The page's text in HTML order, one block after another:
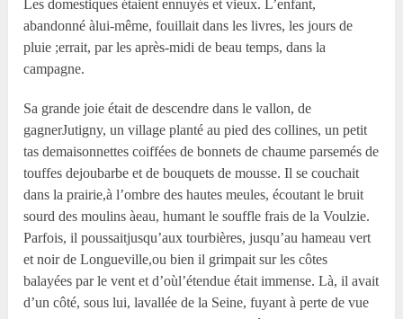
Les domestiques étaient ennuyés et vieux. L’enfant,
abandonné àlui-même, fouillait dans les livres, les jours de
pluie ;errait, par les après-midi de beau temps, dans la
campagne.
Sa grande joie était de descendre dans le vallon, de
gagnerJutigny, un village planté au pied des collines, un petit
tas demaisonnettes coiffées de bonnets de chaume parsemés de
touffes dejoubarbe et de bouquets de mousse. Il se couchait
dans la prairie,à l’ombre des hautes meules, écoutant le bruit
sourd des moulins àeau, humant le souffle frais de la Voulzie.
Parfois, il poussaitjusqu’aux tourbières, jusqu’au hameau vert
et noir de Longueville,ou bien il grimpait sur les côtes
balayées par le vent et d’oùl’étendue était immense. Là, il avait
d’un côté, sous lui, lavallée de la Seine, fuyant à perte de vue